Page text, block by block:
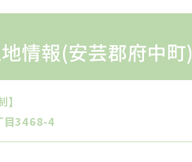
情報(安芸郡府中町)
目3468-4